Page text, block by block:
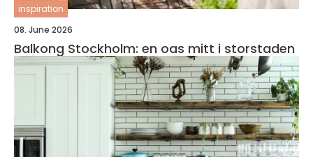
inspiration
08. June 2026
Balkong Stockholm: en oas mitt i storstaden